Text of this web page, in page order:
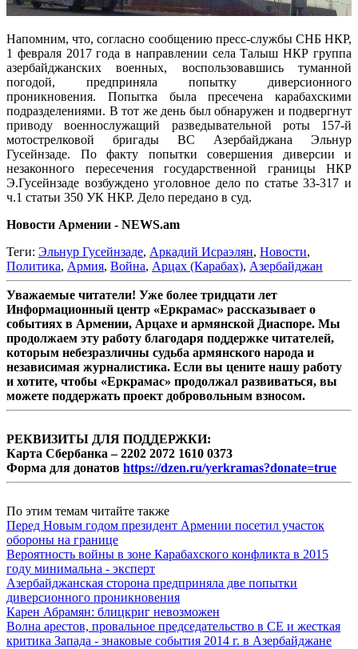
Напомним, что, согласно сообщению пресс-службы СНБ НКР,
1 февраля 2017 года в направлении села Талыш НКР группа
азербайджанских военных, воспользовавшись туманной
погодой, предприняла попытку диверсионного
проникновения. Попытка была пресечена карабахскими
подразделениями. В тот же день был обнаружен и подвергнут
приводу военнослужащий разведывательной роты 157-й
мотострелковой бригады ВС Азербайджана Эльнур
Гусейнзаде. По факту попытки совершения диверсии и
незаконного пересечения государственной границы НКР
Э.Гусейнзаде возбуждено уголовное дело по статье 33-317 и
ч.1 статьи 350 УК НКР. Дело передано в суд.
Новости Армении - NEWS.am
Теги: Эльнур Гусейнзаде, Аркадий Исраэлян, Новости,
Политика, Армия, Война, Арцах (Карабах), Азербайджан
Уважаемые читатели! Уже более тридцати лет
Информационный центр «Еркрамас» рассказывает о
событиях в Армении, Арцахе и армянской Диаспоре. Мы
продолжаем эту работу благодаря поддержке читателей,
которым небезразличны судьба армянского народа и
независимая журналистика. Если вы цените нашу работу
и хотите, чтобы «Еркрамас» продолжал развиваться, вы
можете поддержать проект добровольным взносом.
РЕКВИЗИТЫ ДЛЯ ПОДДЕРЖКИ:
Карта Сбербанка – 2202 2072 1610 0373
Форма для донатов https://dzen.ru/yerkramas?donate=true
По этим темам читайте также
Перед Новым годом президент Армении посетил участок
обороны на границе
Вероятность войны в зоне Карабахского конфликта в 2015
году минимальна - эксперт
Азербайджанская сторона предприняла две попытки
диверсионного проникновения
Карен Абрамян: блицкриг невозможен
Волна арестов, провальное председательство в СЕ и жесткая
критика Запада - знаковые события 2014 г. в Азербайджане